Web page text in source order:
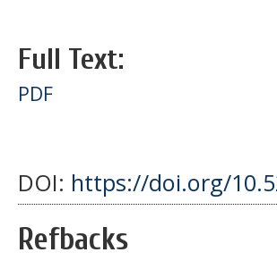
Full Text:
PDF
DOI: https://doi.org/
Refbacks